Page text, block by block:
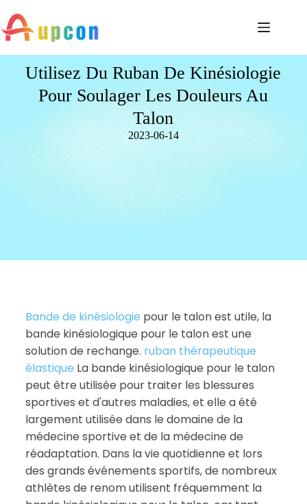
Utilisez Du Ruban De Kinésiologie
Pour Soulager Les Douleurs Au
Talon
2023-06-14
Bande de kinésiologie pour le talon est utile, la
bande kinésiologique pour le talon est une
solution de rechange. ruban thérapeutique
élastique La bande kinésiologique pour le talon
peut être utilisée pour traiter les blessures
sportives et d'autres maladies, et elle a été
largement utilisée dans le domaine de la
médecine sportive et de la médecine de
réadaptation. Dans la vie quotidienne et lors
des grands événements sportifs, de nombreux
athlètes de renom utilisent fréquemment la